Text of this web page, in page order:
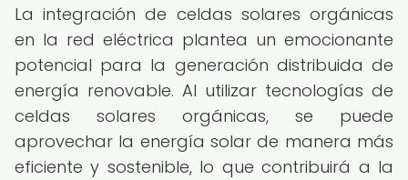
La integración de celdas solares orgánicas
en la red eléctrica plantea un emocionante
potencial para la generación distribuida de
energía renovable. Al utilizar tecnologías de
celdas solares orgánicas, se puede
aprovechar la energía solar de manera más
eficiente y sostenible, lo que contribuirá a la